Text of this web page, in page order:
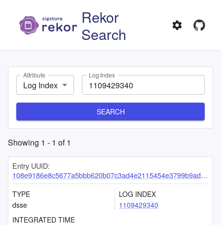
Rekor
Search
Attribute
Log Index
Log Index
SEARCH
Showing 1 - 1 of1
Entry UUID:
108e9186e8c5677a5bbb620b07c3ad4e2115454e3799b9ad9df9915dc71ef9816b062748a781a8eb
TYPE
dsse
LOG INDEX
1109429340
INTEGRATED TIME